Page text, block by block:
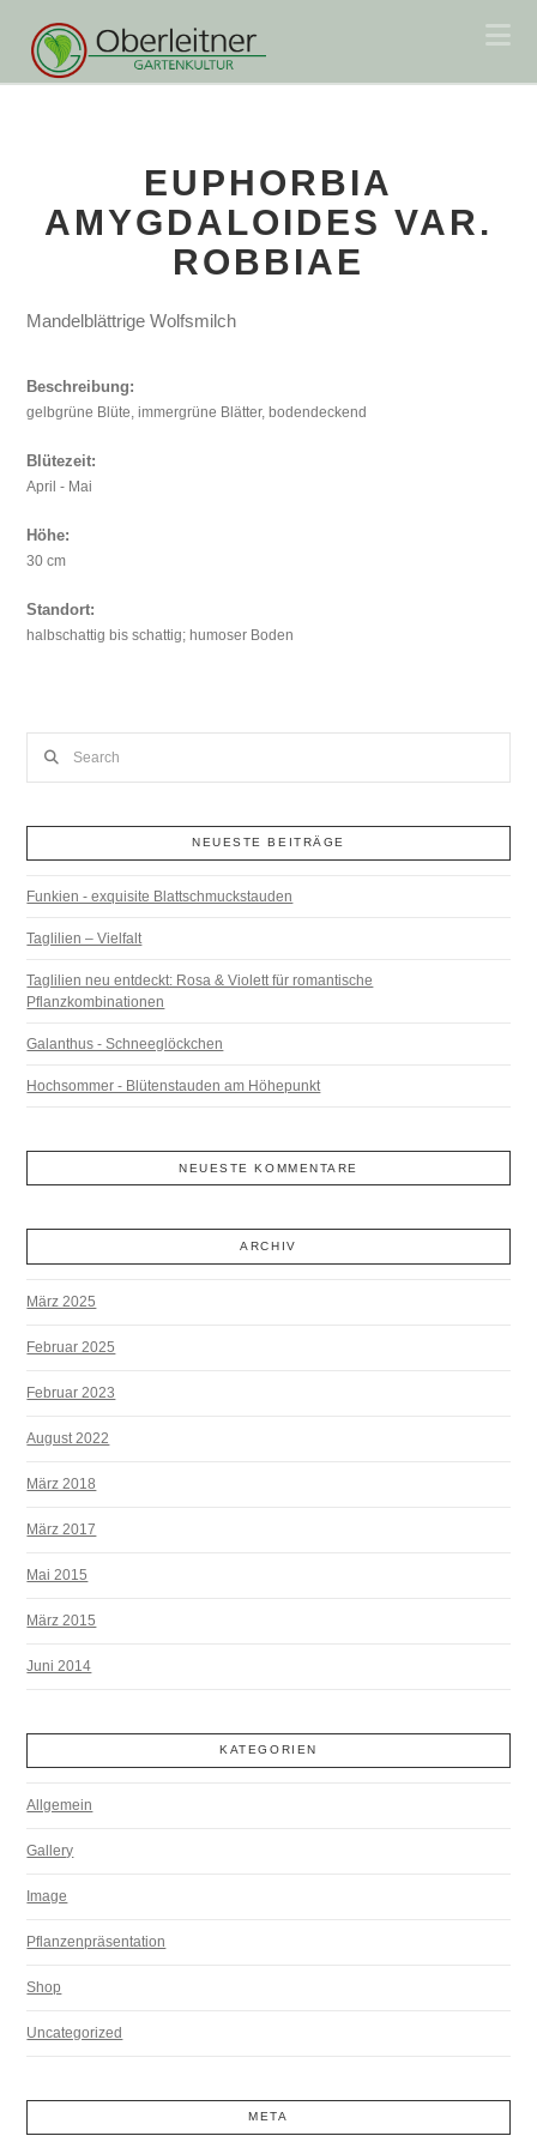
EUPHORBIA
AMYGDALOIDES VAR.
ROBBIAE
Mandelblättrige Wolfsmilch
Beschreibung:
gelbgrüne Blüte, immergrüne Blätter, bodendeckend
Blütezeit:
April - Mai
Höhe:
30 cm
Standort:
halbschattig bis schattig; humoser Boden
NEUESTE BEITRÄGE
Funkien - exquisite Blattschmuckstauden
Taglilien – Vielfalt
Taglilien neu entdeckt: Rosa & Violett für romantische
Pflanzkombinationen
Galanthus - Schneeglöckchen
Hochsommer - Blütenstauden am Höhepunkt
NEUESTE KOMMENTARE
ARCHIV
März 2025
Februar 2025
Februar 2023
August 2022
März 2018
März 2017
Mai 2015
März 2015
Juni 2014
KATEGORIEN
Allgemein
Gallery
Image
Pflanzenpräsentation
Shop
Uncategorized
META